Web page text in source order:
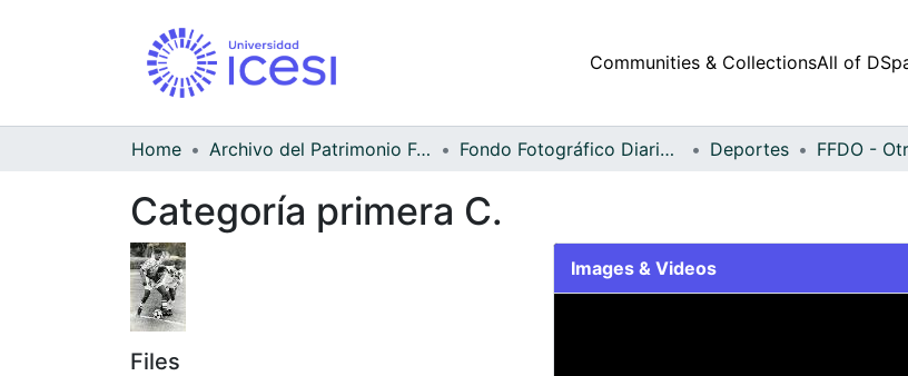
Communities & CollectionsAll of
Home Archivo del Patrimonio Fotográfico y Fílmico del Valle del Cauca Fondo Fotográfico Diario Occidente Deportes
Categoría primera C.
Files
Images & Videos